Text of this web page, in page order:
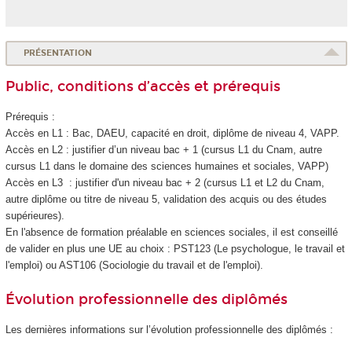
PRÉSENTATION
Public, conditions d’accès et prérequis
Prérequis :
Accès en L1 : Bac, DAEU, capacité en droit, diplôme de niveau 4, VAPP.
Accès en L2 : justifier d’un niveau bac + 1 (cursus L1 du Cnam, autre
cursus L1 dans le domaine des sciences humaines et sociales, VAPP)
Accès en L3 : justifier d'un niveau bac + 2 (cursus L1 et L2 du Cnam,
autre diplôme ou titre de niveau 5, validation des acquis ou des études
supérieures).
En l'absence de formation préalable en sciences sociales, il est conseillé
de valider en plus une UE au choix : PST123 (Le psychologue, le travail et
l'emploi) ou AST106 (Sociologie du travail et de l'emploi).
Évolution professionnelle des diplômés
Les dernières informations sur l’évolution professionnelle des diplômés :